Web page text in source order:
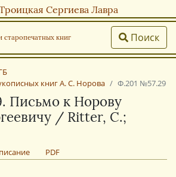
Сергиева Лавра
старопечатных книг Поиск
книг А. С. Норова
Ф.201 №57.29
Письмо к Норову
/ Ritter, С.;
PDF